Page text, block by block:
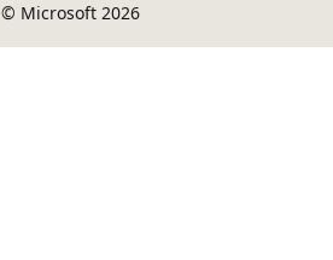
© Microsoft 2026